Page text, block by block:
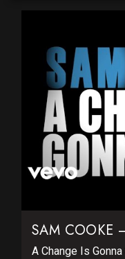
A Change Is